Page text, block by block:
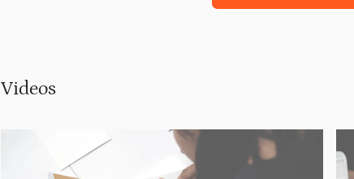
Videos